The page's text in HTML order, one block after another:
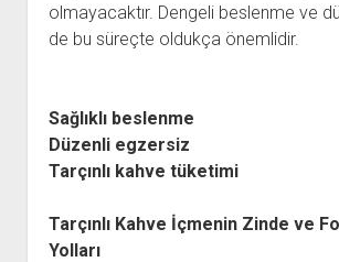
olmayacaktır. Dengeli beslenme ve
de bu süreçte oldukça önemlidir.
Sağlıklı beslenme
Düzenli egzersiz
Tarçınlı kahve tüketimi
Tarçınlı Kahve İçmenin Zinde ve
Yolları